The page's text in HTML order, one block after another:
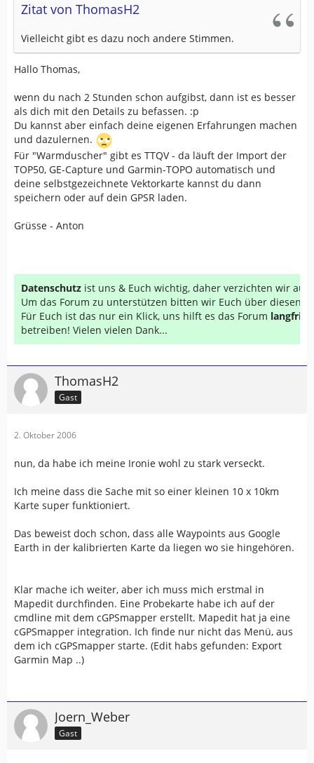
Zitat von ThomasH2
Vielleicht gibt es dazu noch andere Stimmen.
Hallo Thomas,
wenn du nach 2 Stunden schon aufgibst, dann ist es besser
als dich mit den Details zu befassen. :p
Du kannst aber einfach deine eigenen Erfahrungen machen
und dazulernen.
Für "Warmduscher" gibt es TTQV - da läuft der Import der
TOP50, GE-Capture und Garmin-TOPO automatisch und
deine selbstgezeichnete Vektorkarte kannst du dann
speichern oder auf dein GPSR laden.
Grüsse - Anton
Datenschutz ist uns & Euch wichtig, daher verzichten wir auf
Um das Forum zu unterstützen bitten wir Euch über diesen
Für Euch ist das nur ein Klick, uns hilft es das Forum
betreiben! Vielen vielen Dank...
ThomasH2
Gast
2. Oktober 2006
nun, da habe ich meine Ironie wohl zu stark verseckt.
Ich meine dass die Sache mit so einer kleinen 10 x 10km
Karte super funktioniert.
Das beweist doch schon, dass alle Waypoints aus Google
Earth in der kalibrierten Karte da liegen wo sie hingehören.
Klar mache ich weiter, aber ich muss mich erstmal in
Mapedit durchfinden. Eine Probekarte habe ich auf der
cmdline mit dem cGPSmapper erstellt. Mapedit hat ja eine
cGPSmapper integration. Ich finde nur nicht das Menü, aus
dem ich cGPSmapper starte. (Edit habs gefunden: Export
Garmin Map ..)
Joern_Weber
Gast